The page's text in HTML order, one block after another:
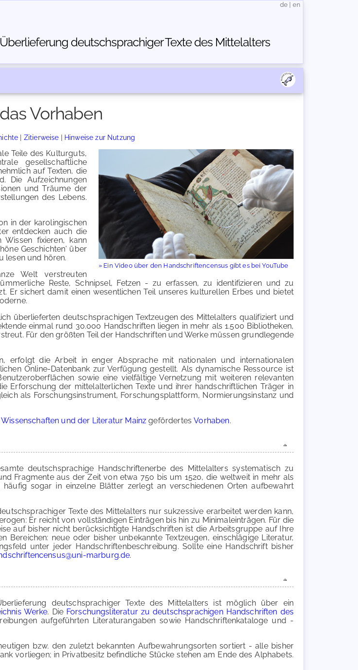
deutschsprachiger Texte des Mittelalters
de en
Vorhaben
| Zitierweise | Hinweise zur Nutzung
» Ein Video über den Handschriftencensus gibt es bei YouTube
Teile des Kulturguts,
gesellschaftliche
auf Texten, die
Die Aufzeichnungen
und Träume der
des Lebens.
in der karolingischen
entdecken auch die
fixieren, kann
Geschichten' über
lesen und hören.
Welt verstreuten
Reste, Schnipsel, Fetzen - zu erfassen, zu identifizieren und zu
Er sichert damit einen wesentlichen Teil unseres kulturellen Erbes und bietet
überlieferten deutschsprachigen Textzeugen des Mittelalters qualifiziert und
einmal rund 30.000 Handschriften liegen in mehr als 1.500 Bibliotheken,
Für den größten Teil der Handschriften und Werke müssen grundlegende
erfolgt die Arbeit in enger Absprache mit nationalen und internationalen
Online-Datenbank zur Verfügung gestellt. Als dynamische Ressource ist
sowie eine vielfältige Vernetzung mit weiteren relevanten
Erforschung der mittelalterlichen Texte und ihrer handschriftlichen Träger in
als Forschungsinstrument, Forschungsplattform, Normierungsinstanz und
und der Literatur Mainz gefördertesVorhaben.
deutschsprachige Handschriftenerbe des Mittelalters systematisch zu
Fragmente aus der Zeit von etwa 750 bis um 1520, die weltweit in mehr als
sogar in einzelne Blätter zerlegt an verschiedenen Orten aufbewahrt
Texte des Mittelalters nur sukzessive erarbeitet werden kann,
Er reicht von vollständigen Einträgen bis hin zu Minimaleinträgen. Für die
auf bisher nicht berücksichtigte Handschriften ist die Arbeitsgruppe auf Ihre
Bereichen: neue oder bisher unbekannte Textzeugen, einschlägige Literatur,
unter jeder Handschriftenbeschreibung. Sollte eine Handschrift bisher
marburg.de.
deutschsprachiger Texte des Mittelalters ist möglich über ein
Werke. Die Forschungsliteratur zu deutschsprachigen Handschriften des
aufgeführten Literaturangaben sowie Handschriftenkataloge und -
bzw. den zuletzt bekannten Aufbewahrungsorten sortiert - alle bisher
vorliegen; in Privatbesitz befindliche Stücke stehen am Ende des Alphabets.